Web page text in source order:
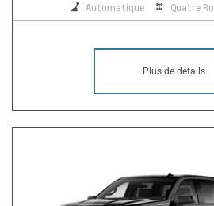
Automatique Quatre
Plus de détails